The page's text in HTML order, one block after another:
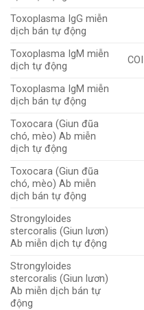
Toxoplasma IgG miễn
dịch bán tự động
Toxoplasma IgM miễn
dịch tự động
COI
Toxoplasma IgM miễn
dịch bán tự động
Toxocara (Giun đũa
chó, mèo) Ab miễn
dịch tự động
Toxocara (Giun đũa
chó, mèo) Ab miễn
dịch bán tự động
Strongyloides
stercoralis (Giun lươn)
Ab miễn dịch tự động
Strongyloides
stercoralis (Giun lươn)
Ab miễn dịch bán tự
động